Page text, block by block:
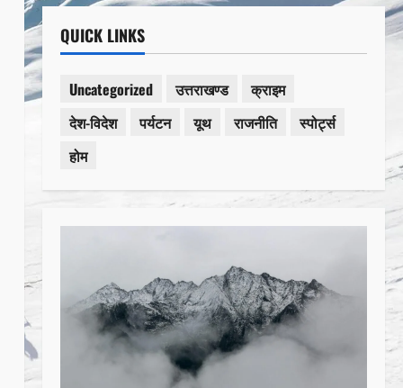
QUICK LINKS
Uncategorized उत्तराखण्ड
क्राइम
देश-विदेश
पर्यटन यूथ राजनीति
स्पोर्ट्स
होम